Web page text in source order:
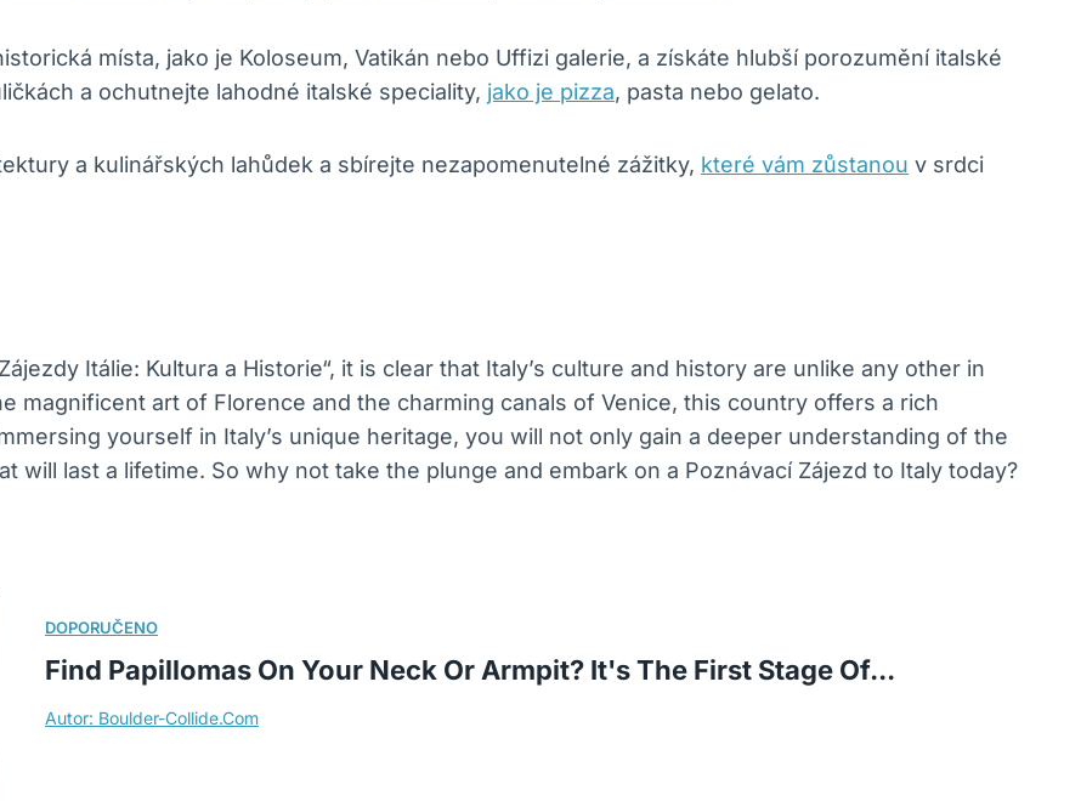
místa, jako je Koloseum, Vatikán nebo Uffizi galerie, a získáte hlubší porozumění italské
a ochutnejte lahodné italské speciality, jako je pizza, pasta nebo gelato.
a kulinářských lahůdek a sbírejte nezapomenutelné zážitky, které vám zůstanou v srdci
Itálie: Kultura a Historie“, it is clear that Italy’s culture and history are unlike any other in
magnificent art of Florence and the charming canals of Venice, this country offers a rich
yourself in Italy’s unique heritage, you will not only gain a deeper understanding of the
will last a lifetime. So why not take the plunge and embark on a Poznávací Zájezd to Italy today?
Find Papillomas On Your Neck Or Armpit? It's The First Stage Of...